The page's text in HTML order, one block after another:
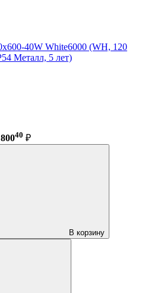
40W White6000 (WH, 120
Металл, 5 лет)
40 ₽
В корзину